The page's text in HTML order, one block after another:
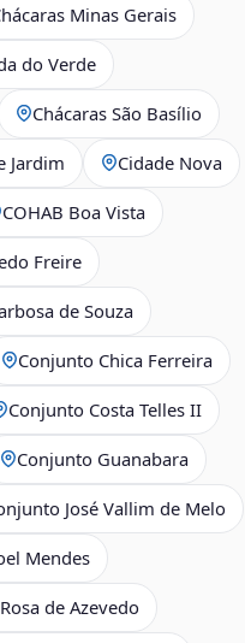
Minas Gerais
do Verde
Chácaras São Basílio
Jardim Cidade Nova
COHAB Boa Vista
Freire
de Souza
Conjunto Chica Ferreira
Conjunto Costa Telles II
Conjunto Guanabara
José Vallim de Melo
Mendes
de Azevedo